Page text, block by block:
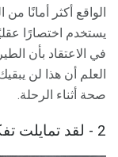
الواقع أكثر أمانًا
يستخدم اختصارًا
في الاعتقاد بأن
العلم أن هذا لن
صحة أثناء الرحلة.
2 - لقد تمايلت تفكيرك عن طريق التحيز الخفي